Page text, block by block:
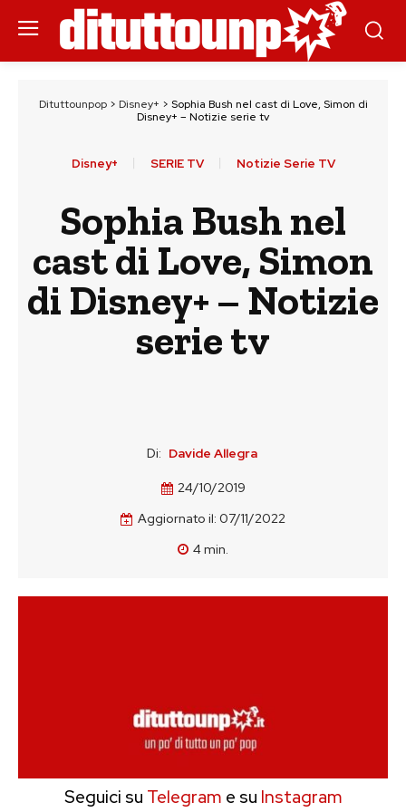
Dituttounpop> Disney+ > Sophia Bush nel cast di Love, Simon di
Disney+ – Notizie serie tv
Disney+ SERIE TV Notizie Serie TV
Sophia Bush nel
cast di Love, Simon
di Disney+ – Notizie
serie tv
Di: Davide Allegra
24/10/2019
Aggiornato il: 07/11/2022
4min.
Seguici su Telegram e su Instagram